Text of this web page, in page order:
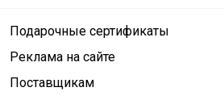
Подарочные сертификаты
Реклама на сайте
Поставщикам